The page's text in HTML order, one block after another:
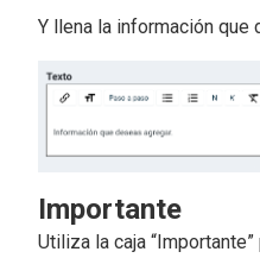
Y llena la información que
Importante
Utiliza la caja